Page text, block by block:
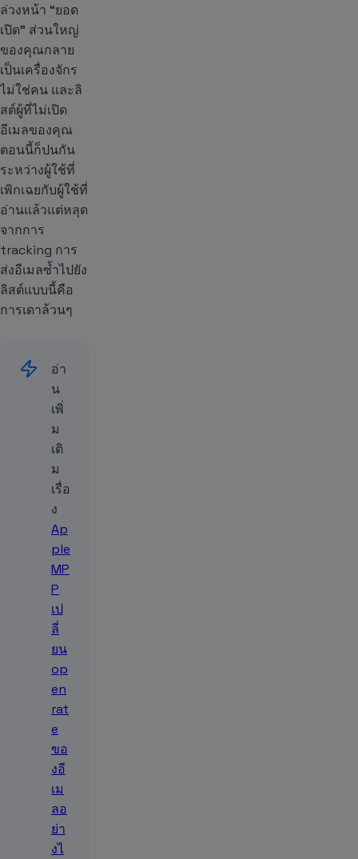
ล่วงหน้า “ยอด
เปิด” ส่วนใหญ่
ของคุณกลาย
เป็นเครื่องจักร
ไม่ใช่คน และลิ
สต์ผู้ที่ไม่เปิด
อีเมลของคุณ
ตอนนี้ก็ปนกัน
ระหว่างผู้ใช้ที่
เพิกเฉยกับผู้ใช้ที่
อ่านแล้วแต่หลุด
จากการ
tracking การ
ส่งอีเมลซ้ำไปยัง
ลิสต์แบบนี้คือ
การเดาล้วนๆ
อ่า
น
เพิ่
ม
เติ
ม
เรื่อ
ง
Ap
ple
MP
P
เป
ลี่
ยน
op
en
rat
e
ขอ
งอี
เม
ลอ
ย่า
งไ